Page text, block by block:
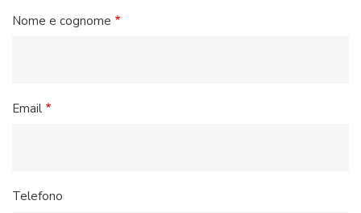
Nome e cognome
Email
Telefono